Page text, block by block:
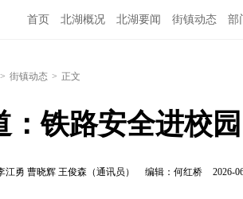
首页 北湖概况 北湖要闻 街镇动态 部
> 街镇动态 > 正文
：铁路安全进校
江勇 曹晓辉 王俊森（通讯员） 编辑：何红桥 2026-